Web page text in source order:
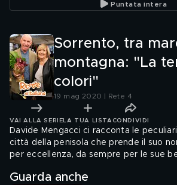
Puntata intera
Sorrento, tra
montagna: "La
colori"
19 mag 2020 | Rete 4
VAI ALLA SERIE LA TUA LISTA CONDIVIDI
Davide Mengacci ci racconta le
città della penisola che prende il suo
per eccellenza, da sempre per le sue
Guarda anche